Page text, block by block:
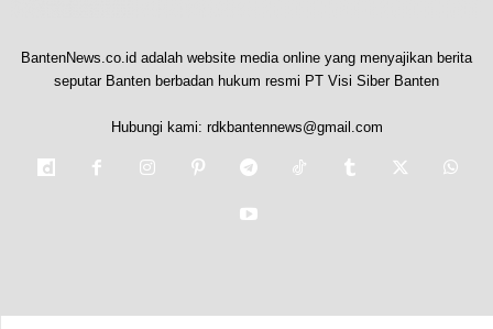
BantenNews.co.id adalah website media online yang menyajikan berita
seputar Banten berbadan hukum resmi PT Visi Siber Banten
Hubungi kami: rdkbantennews@gmail.com